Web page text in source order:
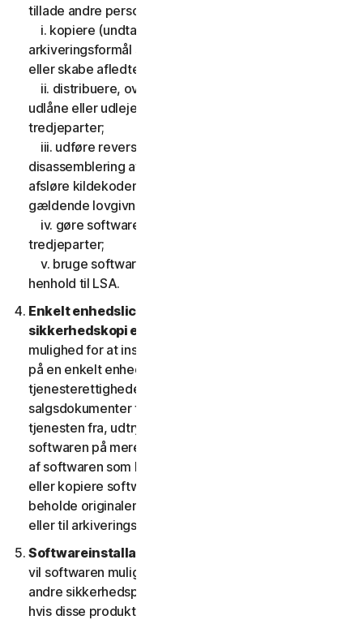
tillade andre personer at:
i. kopiere (undtagen til backup- eller
arkiveringsformål som tilladt nedenfor), modificere
eller skabe afledte værker baseret på softwaren;
ii. distribuere, overdrage, viderelicensere, lease,
udlåne eller udleje din ret til at bruge softwaren til
tredjeparter;
iii. udføre reverse engineering, dekompilering eller
disassemblering af softwaren, eller gøre forsøg på at
afsløre kildekoden, undtagen, og kun i det omfang
gældende lovgivning udtrykkeligt tillader det;
iv. gøre softwarens funktionalitet tilgængelig for
tredjeparter;
v. bruge softwaren på en måde, der ikke er tilladt i
henhold til LSA.
Enkelt enhedslicens; Kun en arkiv- eller
sikkerhedskopi er tilladt.
mulighed for at installere en kopi af softwaren til brug
på en enkelt enhed, medmindre dine
tjenesterettigheder eller de gældende
salgsdokumenter fra den udbyder, som du fik
tjenesten fra, udtrykkeligt tillader dig at bruge
softwaren på mere end en enhed. Du må tage én kopi
af softwaren som backup eller til arkiveringsformål
eller kopiere softwaren til harddisken på din enhed og
beholde originalen, dog kun med henblik på backup
eller til arkiveringsformål.
Softwareinstallation.
vil softwaren muligvis afinstallere eller deaktivere
andre sikkerhedsprodukter/-tjenester eller dele heraf,
hvis disse produkter/tjenester eller dele af dem ikke